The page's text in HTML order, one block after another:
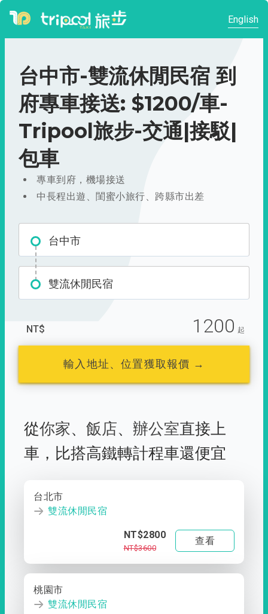
English
台中市-雙流休閒民宿 到
府專車接送: $1200/車-
Tripool旅步-交通|接駁|
包車
專車到府，機場接送
中長程出遊、閨蜜小旅行、跨縣市出差
台中市
雙流休閒民宿
NT$ 1200 起
輸入地址、位置獲取報價 →
從你家、 飯店、 辦公室直接上
車， 比搭高鐵轉計程車還便宜
台北市
雙流休閒民宿
NT$2800
NT$3600
查看
桃園市
雙流休閒民宿